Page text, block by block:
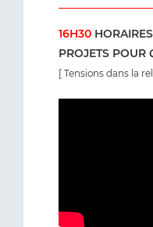
16H30
PROJETS POUR
[ Tensions dans la